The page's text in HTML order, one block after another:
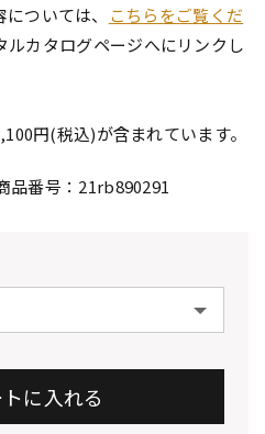
ついては、
こちらをご覧くだ
ルカタログページへにリンクし
円(税込)が含まれています。
品番号：21rb890291